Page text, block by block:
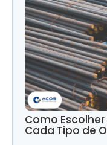
Como
Cada Tipo de